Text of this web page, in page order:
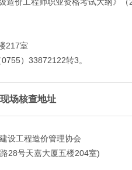
217室
）33872122转3。
现场核查地址
设工程造价管理协会
28号天嘉大厦五楼204室)